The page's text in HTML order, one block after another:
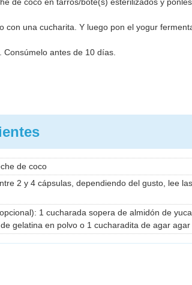
con una cucharita. Y luego pon el yogur
antes de 10 días.
de coco
2 y 4 cápsulas, dependiendo del gusto, lee
1 cucharada sopera de almidón de
gelatina en polvo o 1 cucharadita de agar